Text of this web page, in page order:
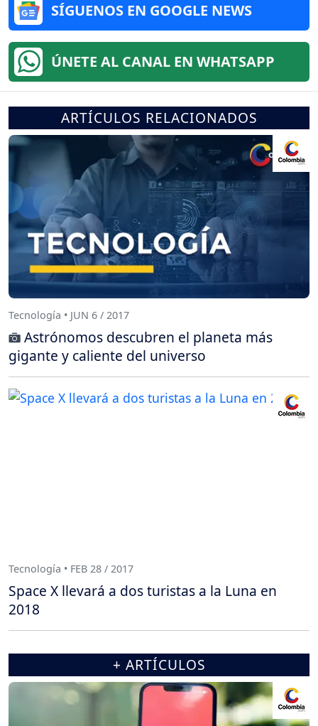
SÍGUENOS EN GOOGLE NEWS
ÚNETE AL CANAL EN WHATSAPP
ARTÍCULOS RELACIONADOS
Tecnología • JUN 6 / 2017
Astrónomos descubren el planeta más
gigante y caliente del universo
Tecnología • FEB 28 / 2017
Space X llevará a dos turistas a la Luna en
2018
+ ARTÍCULOS